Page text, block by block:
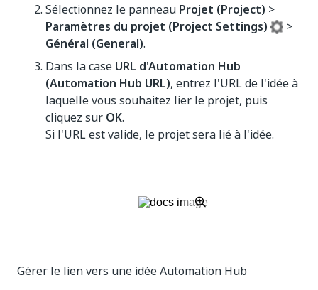
Sélectionnez le panneau Projet (Project) >
Paramètres du projet (Project Settings)
>
Général (General).
Dans la case URL d'Automation Hub
(Automation Hub URL), entrez l'URL de l'idée à
laquelle vous souhaitez lier le projet, puis
cliquez sur OK.
Si l'URL est valide, le projet sera lié à l'idée.
Gérer le lien vers une idée Automation Hub